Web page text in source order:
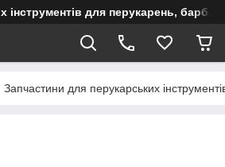
інструментів для перукарень,
Запчастини для перукарських